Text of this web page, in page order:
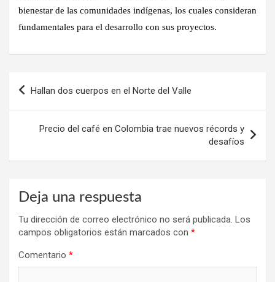
bienestar de las comunidades indígenas, los cuales consideran
fundamentales para el desarrollo con sus proyectos.
Hallan dos cuerpos en el Norte del Valle
Precio del café en Colombia trae nuevos récords y
desafíos
Deja una respuesta
Tu dirección de correo electrónico no será publicada. Los
campos obligatorios están marcados con *
Comentario *